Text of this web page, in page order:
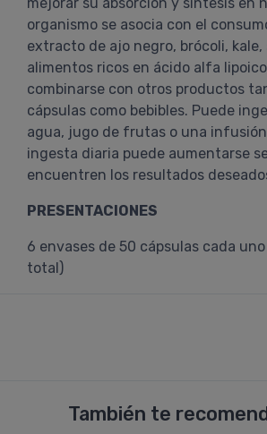
organismo se asocia con el
extracto de ajo negro, brócoli, kale,
alimentos ricos en ácido alfa
combinarse con otros productos
cápsulas como bebibles. Puede
agua, jugo de frutas o una
ingesta diaria puede aumentarse
encuentren los resultados
PRESENTACIONES
6 envases de 50 cápsulas cada
total)
También te